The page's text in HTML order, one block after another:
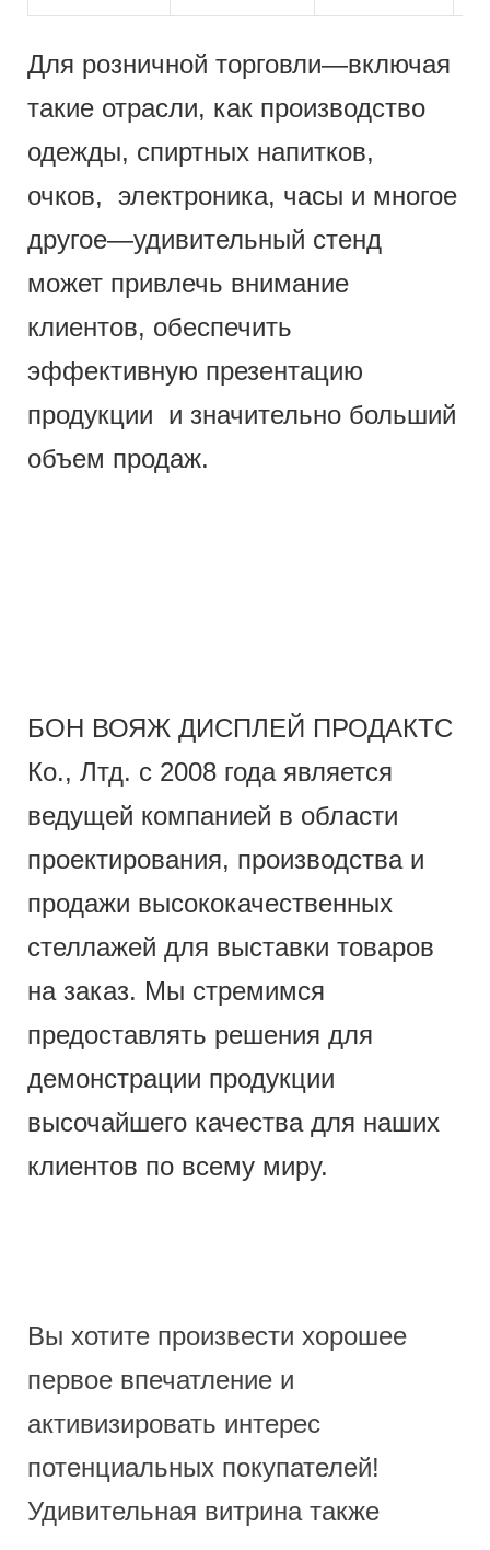
Для розничной торговли—включая
такие отрасли, как производство
одежды, спиртных напитков,
очков, электроника, часы и многое
другое—удивительный стенд
может привлечь внимание
клиентов, обеспечить
эффективную презентацию
продукции и значительно больший
объем продаж.
БОН ВОЯЖ ДИСПЛЕЙ ПРОДАКТС
Ко., Лтд. с 2008 года является
ведущей компанией в области
проектирования, производства и
продажи высококачественных
стеллажей для выставки товаров
на заказ. Мы стремимся
предоставлять решения для
демонстрации продукции
высочайшего качества для наших
клиентов по всему миру.
Вы хотите произвести хорошее
первое впечатление и
активизировать интерес
потенциальных покупателей!
Удивительная витрина также